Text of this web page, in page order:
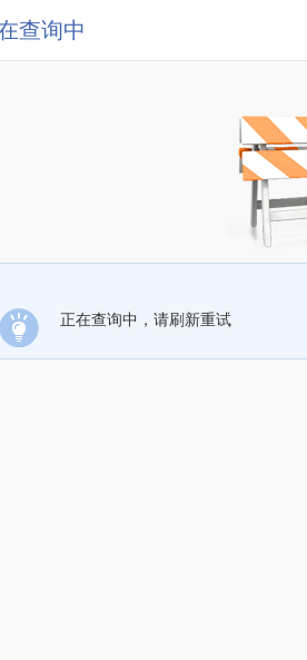
查询中
正在查询中，请刷新重试